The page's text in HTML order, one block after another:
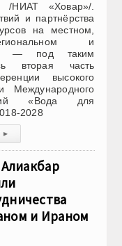
/НИАТ «Ховар»/.
и партнёрства
на местном,
и
— под таким
вторая часть
высокого
Международного
«Вода для
2028
▸
и Ираном